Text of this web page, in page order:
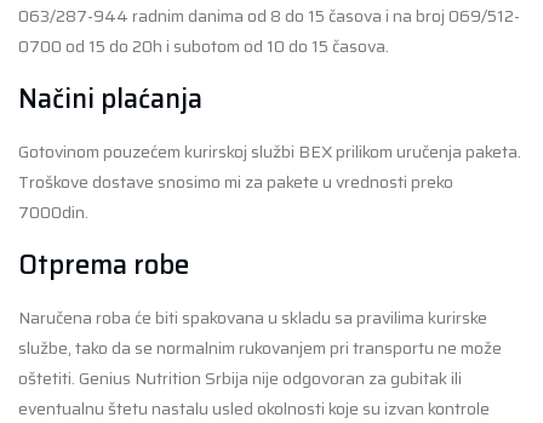
063/287-944 radnim danima od 8 do 15 časova i na broj 069/512-
0700 od 15 do 20h i subotom od 10 do 15 časova.
Načini plaćanja
Gotovinom pouzećem kurirskoj službi BEX prilikom uručenja paketa.
Troškove dostave snosimo mi za pakete u vrednosti preko
7000din.
Otprema robe
Naručena roba će biti spakovana u skladu sa pravilima kurirske
službe, tako da se normalnim rukovanjem pri transportu ne može
oštetiti. Genius Nutrition Srbija nije odgovoran za gubitak ili
eventualnu štetu nastalu usled okolnosti koje su izvan kontrole